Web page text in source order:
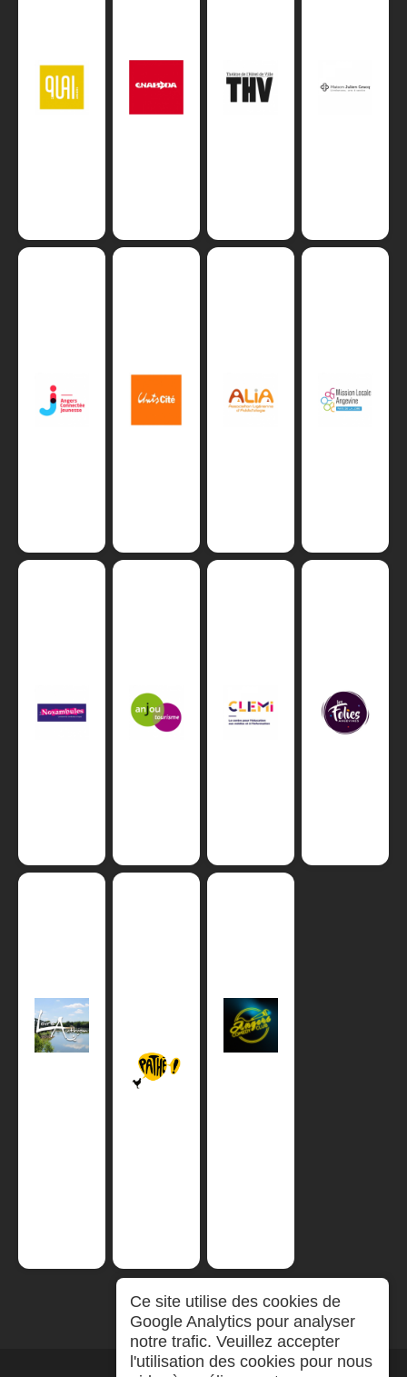
Ce site utilise des cookies de
Google Analytics pour analyser
notre trafic. Veuillez accepter
l'utilisation des cookies pour nous